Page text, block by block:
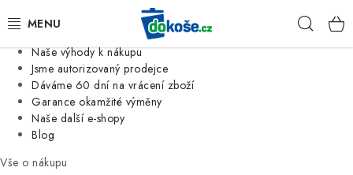
Jsme tradiční česká firma
Naše výhody k nákupu
Jsme autorizovaný prodejce
Dáváme 60 dní na vrácení zboží
Garance okamžité výměny
Naše další e-shopy
Blog
Vše o nákupu
KOŠE
SÁČKY